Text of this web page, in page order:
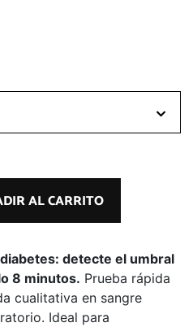
AL CARRITO
detecte el umbral
8 minutos. Prueba rápida
cualitativa en sangre
Ideal para